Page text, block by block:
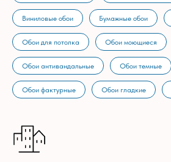
Виниловые обои Бумажные обои
Обои для потолка Обои моющиеся
Обои антивандальные Обои темные
Обои фактурные Обои гладкие